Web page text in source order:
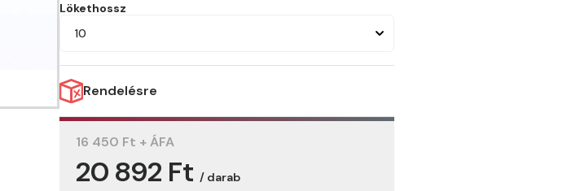
Lökethossz
10
Rendelésre
16 450 Ft + ÁFA
20 892 Ft / darab